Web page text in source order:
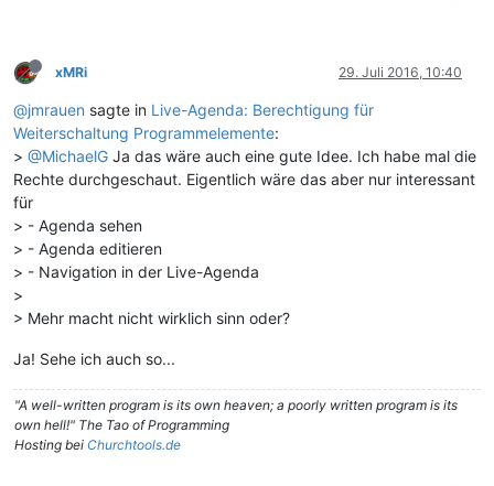
xMRi 29. Juli 2016, 10:40
@jmrauen sagte in Live-Agenda: Berechtigung für
Weiterschaltung Programmelemente:
> @MichaelG Ja das wäre auch eine gute Idee. Ich habe mal die
Rechte durchgeschaut. Eigentlich wäre das aber nur interessant
für
> - Agenda sehen
> - Agenda editieren
> - Navigation in der Live-Agenda
>
> Mehr macht nicht wirklich sinn oder?
Ja! Sehe ich auch so...
"A well-written program is its own heaven; a poorly written program is its
own hell!" The Tao of Programming
Hosting bei Churchtools.de